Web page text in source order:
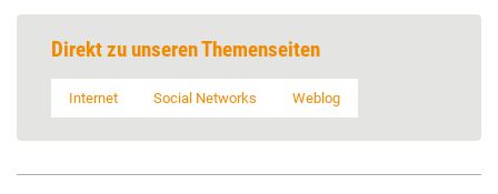
Direkt zu unseren Themenseiten
Internet Social Networks Weblog